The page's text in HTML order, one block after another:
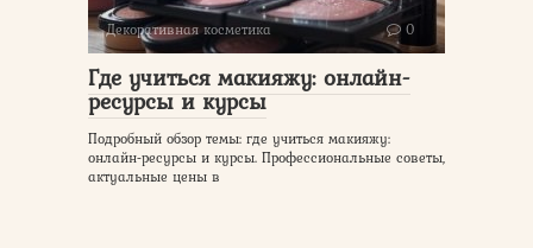
Декоративная косметика 0
Где учиться макияжу: онлайн-
ресурсы и курсы
Подробный обзор темы: где учиться макияжу:
онлайн-ресурсы и курсы. Профессиональные советы,
актуальные цены в